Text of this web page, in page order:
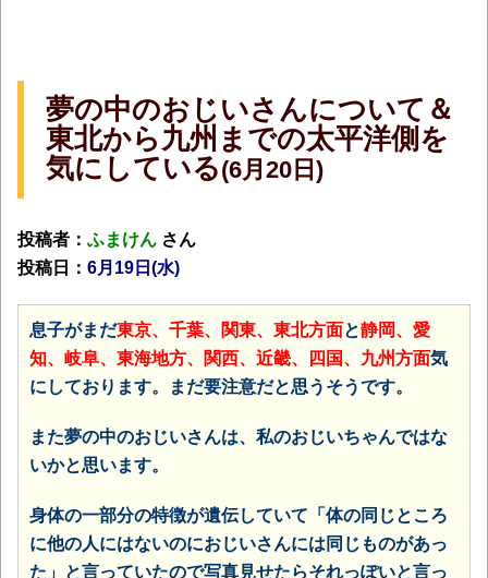
夢の中のおじいさんについて＆
東北から九州までの太平洋側を
気にしている(6月20日)
投稿者： ふまけん さん
投稿日： 6月19日(水)
息子がまだ東京、千葉、関東、東北方面と静岡、愛
知、岐阜、東海地方、関西、近畿、四国、九州方面気
にしております。まだ要注意だと思うそうです。
また夢の中のおじいさんは、私のおじいちゃんではな
いかと思います。
身体の一部分の特徴が遺伝していて「体の同じところ
に他の人にはないのにおじいさんには同じものがあっ
た」と言っていたので写真見せたらそれっぽいと言っ